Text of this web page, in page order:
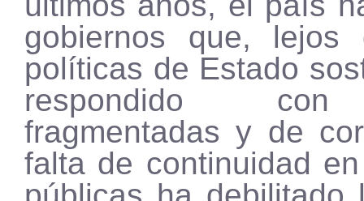
gobiernos que, lejos
políticas de Estado
respondido con
fragmentadas y de
falta de continuidad